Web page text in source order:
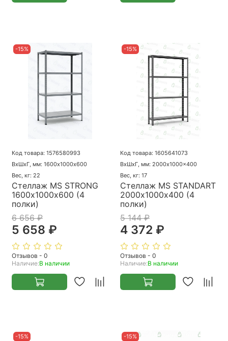
-15%
Код товара: 1576580993
ВхШхГ, мм: 1600х1000х600
Вес, кг: 22
Стеллаж MS STRONG
1600х1000х600 (4
полки)
6 656 ₽
5 658 ₽
Отзывов - 0
Наличие:В наличии
-15%
Код товара: 1605641073
ВхШхГ, мм: 2000x1000x400
Вес, кг: 17
Стеллаж MS STANDART
2000х1000х400 (4
полки)
5 144 ₽
4 372 ₽
Отзывов - 0
Наличие:В наличии
-15% -15%